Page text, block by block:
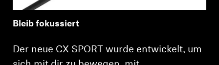
Bleib fokussiert
Der neue CX SPORT wurde entwickelt, um